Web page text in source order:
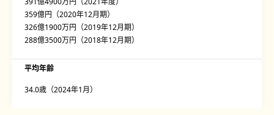
359億円（2020年12月期）
326億1900万円（2019年12月期）
288億3500万円（2018年12月期）
平均年齢
34.0歳（2024年1月）